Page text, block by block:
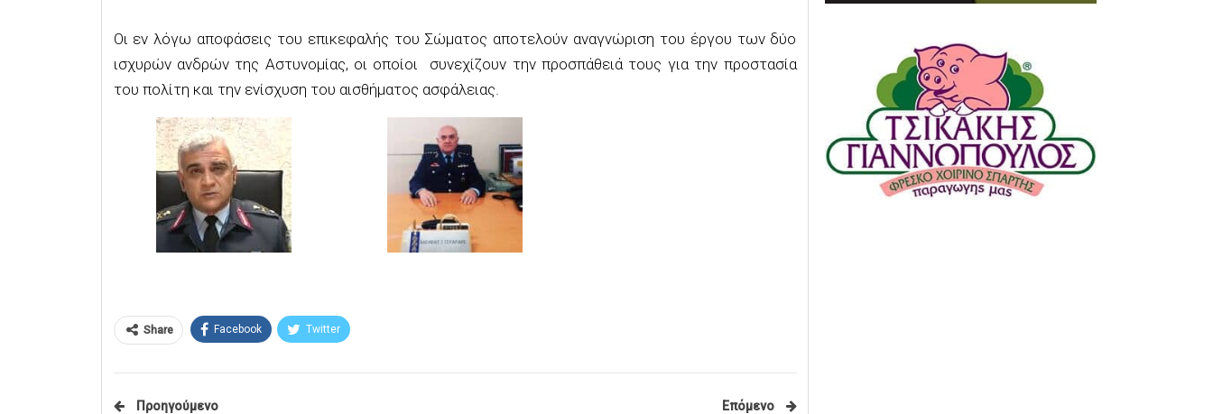
Οι εν λόγω αποφάσεις του επικεφαλής του Σώματος αποτελούν αναγνώριση του έργου των δύο
ισχυρών ανδρών της Αστυνομίας, οι οποίοι συνεχίζουν την προσπάθειά τους για την προστασία
του πολίτη και την ενίσχυση του αισθήματος ασφάλειας.
Share Facebook Twitter
Προηγούμενο
Επόμενο